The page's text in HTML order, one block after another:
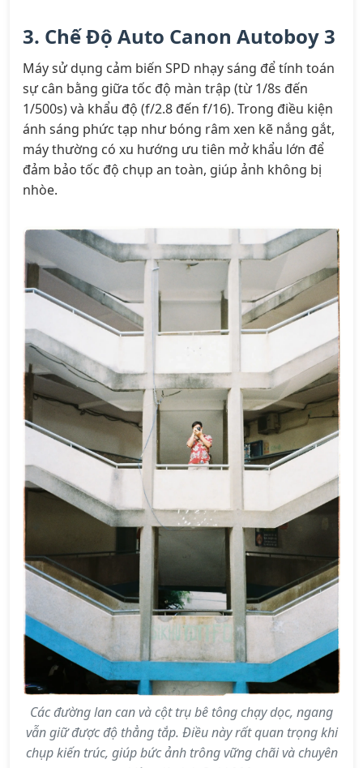
3. Chế Độ Auto Canon Autoboy 3
Máy sử dụng cảm biến SPD nhạy sáng để tính toán
sự cân bằng giữa tốc độ màn trập (từ 1/8s đến
1/500s) và khẩu độ (f/2.8 đến f/16). Trong điều kiện
ánh sáng phức tạp như bóng râm xen kẽ nắng gắt,
máy thường có xu hướng ưu tiên mở khẩu lớn để
đảm bảo tốc độ chụp an toàn, giúp ảnh không bị
nhòe.
Các đường lan can và cột trụ bê tông chạy dọc, ngang
vẫn giữ được độ thẳng tắp. Điều này rất quan trọng khi
chụp kiến trúc, giúp bức ảnh trông vững chãi và chuyên